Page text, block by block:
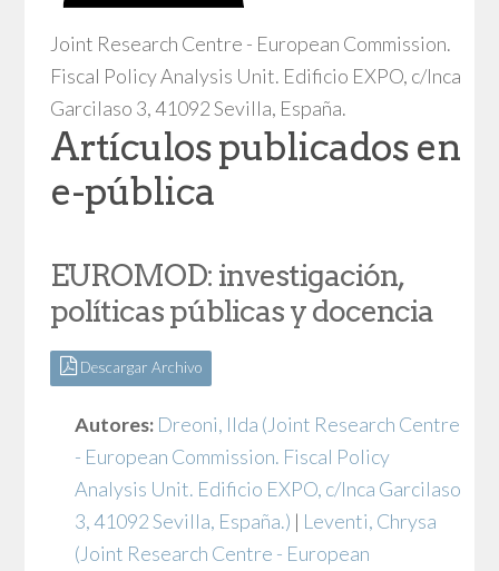
Joint Research Centre - European Commission.
Fiscal Policy Analysis Unit. Edificio EXPO, c/Inca
Garcilaso 3, 41092 Sevilla, España.
Artículos publicados en
e-pública
EUROMOD: investigación,
políticas públicas y docencia
Descargar Archivo
Autores: Dreoni, Ilda (Joint Research Centre
- European Commission. Fiscal Policy
Analysis Unit. Edificio EXPO, c/Inca Garcilaso
3, 41092 Sevilla, España.) | Leventi, Chrysa
(Joint Research Centre - European